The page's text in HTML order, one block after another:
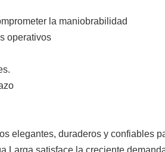
la maniobrabilidad
operativos
elegantes, duraderos y confiables
Larga satisface la creciente